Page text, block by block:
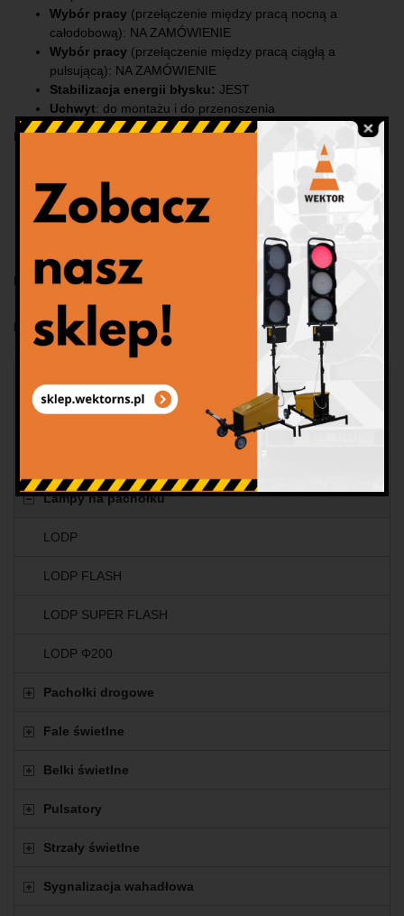
Wybór pracy (przełączenie między pracą nocną a
całodobową): NA ZAMÓWIENIE
Wybór pracy (przełączenie między pracą ciągłą a
pulsującą): NA ZAMÓWIENIE
Stabilizacja energii błysku: JEST
Uchwyt: do montażu i do przenoszenia
Przykłady zastosowania lamp bateryjnych na pachołku:
jako element ostrzegawczy w miejscu prac drogowych np.
podczas prac konserwacyjnych na drogach, prac
utrzymaniowych lub serwisowych
w przypadku akcji ratowniczych
w przypadku awarii pojazdu jako uzupełnienie świateł
Lampy montujemy na wszystkich pachołkach, które są w ofercie.
Produkty
Wszystkie produkty
Lampy na pachołku
LODP
LODP FLASH
LODP SUPER FLASH
LODP Φ200
Pachołki drogowe
Fale świetlne
Belki świetlne
Pulsatory
Strzały świetlne
Sygnalizacja wahadłowa